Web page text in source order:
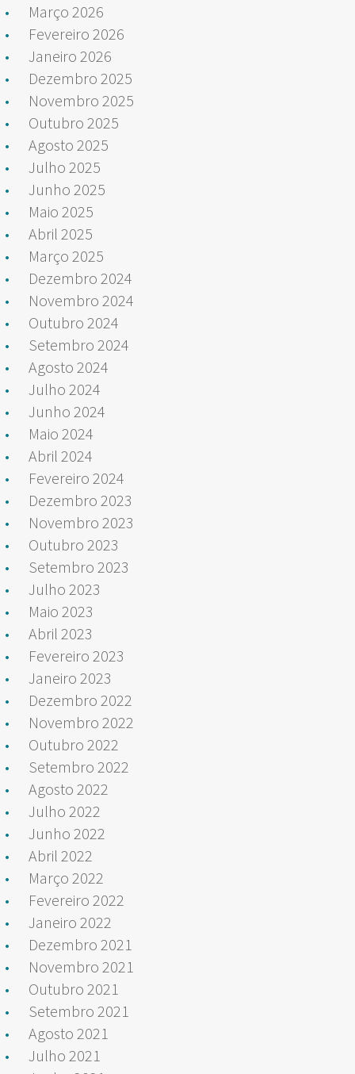
Março 2026
Fevereiro 2026
Janeiro 2026
Dezembro 2025
Novembro 2025
Outubro 2025
Agosto 2025
Julho 2025
Junho 2025
Maio 2025
Abril 2025
Março 2025
Dezembro 2024
Novembro 2024
Outubro 2024
Setembro 2024
Agosto 2024
Julho 2024
Junho 2024
Maio 2024
Abril 2024
Fevereiro 2024
Dezembro 2023
Novembro 2023
Outubro 2023
Setembro 2023
Julho 2023
Maio 2023
Abril 2023
Fevereiro 2023
Janeiro 2023
Dezembro 2022
Novembro 2022
Outubro 2022
Setembro 2022
Agosto 2022
Julho 2022
Junho 2022
Abril 2022
Março 2022
Fevereiro 2022
Janeiro 2022
Dezembro 2021
Novembro 2021
Outubro 2021
Setembro 2021
Agosto 2021
Julho 2021